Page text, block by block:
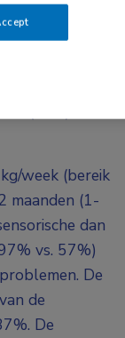
(mediane
2018 en
en
week (bereik
maanden (1-
dan
vs. 57%)
De
de
De